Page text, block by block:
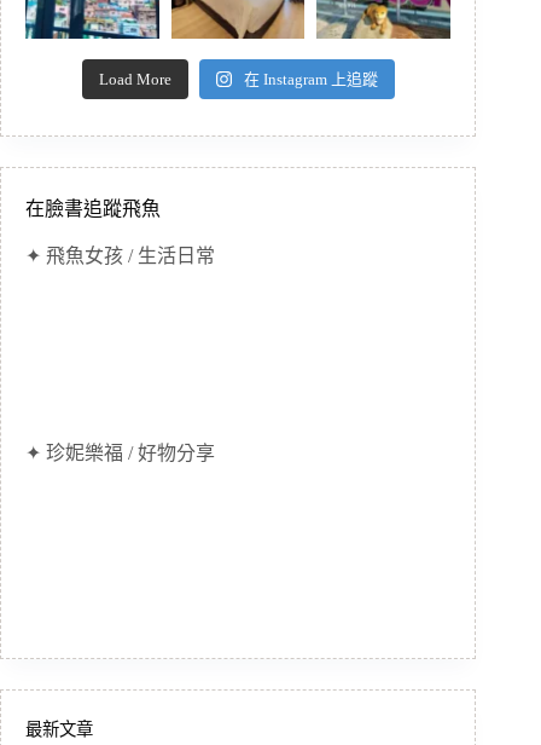
Load More 在 Instagram 上追蹤
在臉書追蹤飛魚
✦ 飛魚女孩 / 生活日常
✦ 珍妮樂福 / 好物分享
最新文章